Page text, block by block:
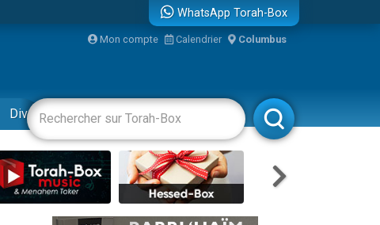
WhatsApp Torah-Box
Mon compte Calendrier Columbus
Divertissements Livres Rabbanim